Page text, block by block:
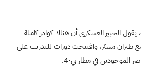
الخبير العسكري أن هناك كوادر كاملة
من 4 أشهر مع طيران مسيّر، وافتتحت دورات للتدريب على
الموجودين في مطار تي-4.